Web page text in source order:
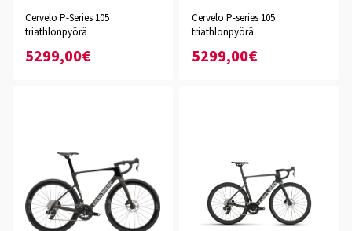
Cervelo P-Series 105
triathlonpyörä
5299,00€
Cervelo P-series 105
triathlonpyörä
5299,00€